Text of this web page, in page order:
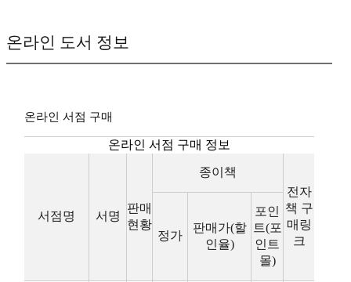
온라인 도서 정보
온라인 서점 구매
온라인 서점 구매 정보
서점명 서명
판매
현황
종이책
전자
책 구
매링
크
정가
판매가(할
인율)
포인
트(포
인트
몰)